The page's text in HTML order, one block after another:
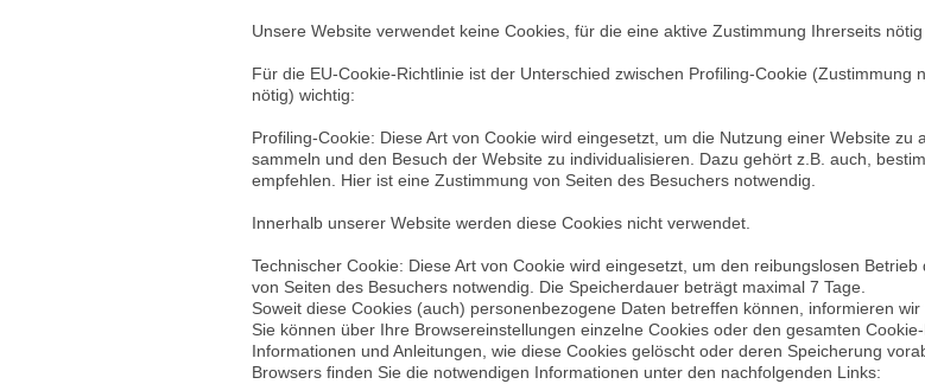
Unsere Website verwendet keine Cookies, für die eine aktive Zustimmung Ihrerseits nötig
Für die EU-Cookie-Richtlinie ist der Unterschied zwischen Profiling-Cookie
nötig) wichtig:
Profiling-Cookie: Diese Art von Cookie wird eingesetzt, um die Nutzung einer Website
sammeln und den Besuch der Website zu individualisieren. Dazu gehört z.B. auch,
empfehlen. Hier ist eine Zustimmung von Seiten des Besuchers notwendig.
Innerhalb unserer Website werden diese Cookies nicht verwendet.
Technischer Cookie: Diese Art von Cookie wird eingesetzt, um den reibungslosen
von Seiten des Besuchers notwendig. Die Speicherdauer beträgt maximal 7 Tage.
Soweit diese Cookies (auch) personenbezogene Daten betreffen können, informieren
Sie können über Ihre Browsereinstellungen einzelne Cookies oder den gesamten
Informationen und Anleitungen, wie diese Cookies gelöscht oder deren Speicherung
Browsers finden Sie die notwendigen Informationen unter den nachfolgenden Links: